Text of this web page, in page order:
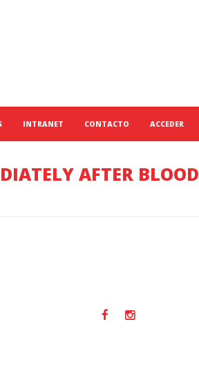
INTRANET CONTACTO ACCEDER
AFTER BLOOD